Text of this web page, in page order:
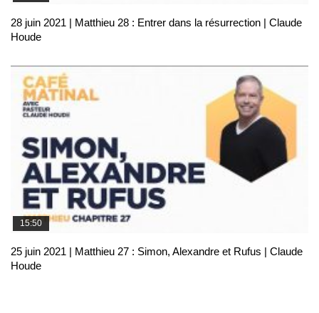
28 juin 2021 | Matthieu 28 : Entrer dans la résurrection | Claude
Houde
15:50
25 juin 2021 | Matthieu 27 : Simon, Alexandre et Rufus | Claude
Houde